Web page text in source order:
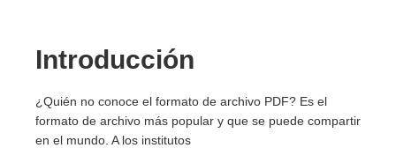
Introducción
¿Quién no conoce el formato de archivo PDF? Es el
formato de archivo más popular y que se puede compartir
en el mundo. A los institutos